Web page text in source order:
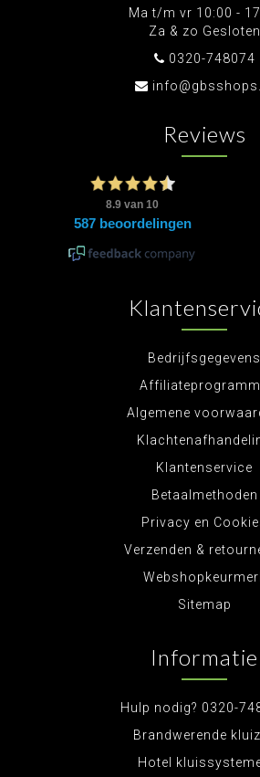
Ma t/m vr 10:00 -
Za & zo Gesloten
0320-748074
Reviews
Bedrijfsgegevens
Algemene
Klantenservice
Betaalmethoden
Privacy en
Verzenden &
Sitemap
Informatie
Hulp nodig? 0320-
Brandwerende
Hotel